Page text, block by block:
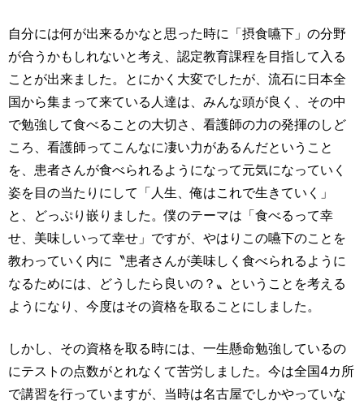
自分には何が出来るかなと思った時に「摂食嚥下」の分野
が合うかもしれないと考え、認定教育課程を目指して入る
ことが出来ました。とにかく大変でしたが、流石に日本全
国から集まって来ている人達は、みんな頭が良く、その中
で勉強して食べることの大切さ、看護師の力の発揮のしど
ころ、看護師ってこんなに凄い力があるんだということ
を、患者さんが食べられるようになって元気になっていく
姿を目の当たりにして「人生、俺はこれで生きていく」
と、どっぷり嵌りました。僕のテーマは「食べるって幸
せ、美味しいって幸せ」ですが、やはりこの嚥下のことを
教わっていく内に〝患者さんが美味しく食べられるように
なるためには、どうしたら良いの？〟ということを考える
ようになり、今度はその資格を取ることにしました。
しかし、その資格を取る時には、一生懸命勉強しているの
にテストの点数がとれなくて苦労しました。今は全国4カ所
で講習を行っていますが、当時は名古屋でしかやっていな